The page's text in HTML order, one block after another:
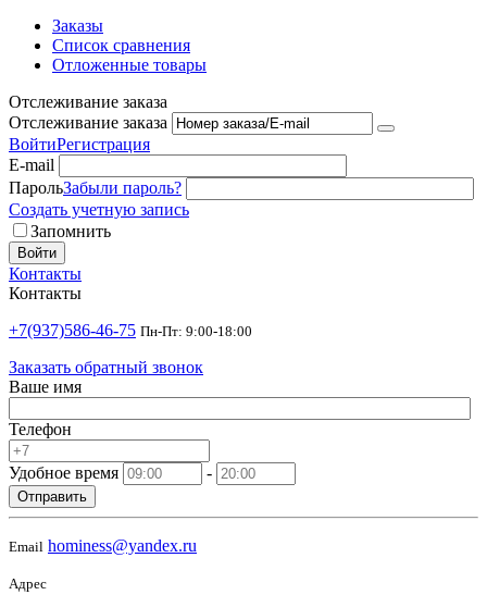
Заказы
Список сравнения
Отложенные товары
Отслеживание заказа
Отслеживание заказа
ВойтиРегистрация
E-mail
ПарольЗабыли пароль?
Создать учетную запись
Запомнить
Войти
Контакты
Контакты
+7(937)586-46-75 Пн-Пт: 9:00-18:00
Заказать обратный звонок
Ваше имя
Телефон
Удобное время -
Отправить
Email hominess@yandex.ru
Адрес